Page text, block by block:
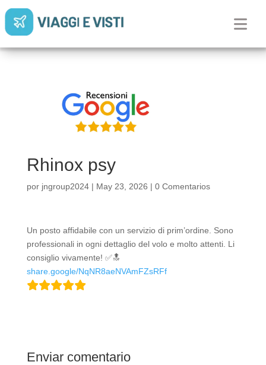
Rhinox psy
por jngroup2024| May 23, 2026 | 0 Comentarios
Un posto affidabile con un servizio di prim’ordine. Sono
professionali in ogni dettaglio del volo e molto attenti. Li
consiglio vivamente! ✅️🔝
share.google/NqNR8aeNVAmFZsRFf
Enviar comentario